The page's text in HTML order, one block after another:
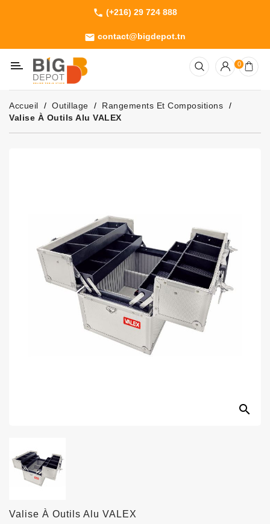
phone (+216) 29 724 888
email contact@bigdepot.tn
Machines
Outillage
Jardinage
Consommables
0
Accueil Outillage
Rangements Et Compositions
Valise À Outils Alu VALEX
search
Valise À Outils Alu VALEX